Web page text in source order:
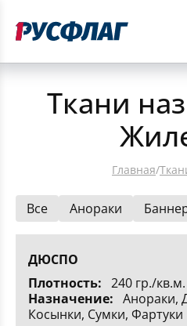
Ткани
Главная/
Все Анораки
ДЮСПО
Плотность: 240 гр./кв.м.
Назначение: Анораки,
Косынки, Сумки, Фартуки